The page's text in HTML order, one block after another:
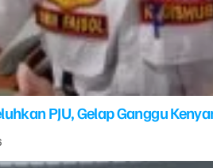
PJU, Gelap Ganggu